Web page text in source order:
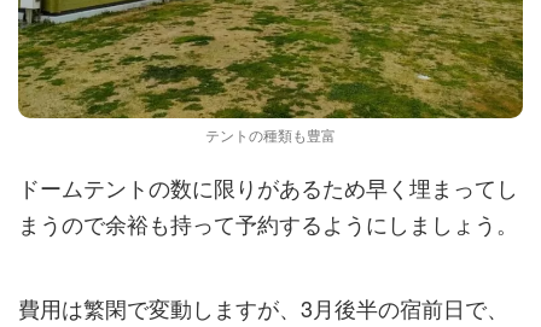
テントの種類も豊富
ドームテントの数に限りがあるため早く埋まってし
まうので余裕も持って予約するようにしましょう。
費用は繁閑で変動しますが、3月後半の宿前日で、